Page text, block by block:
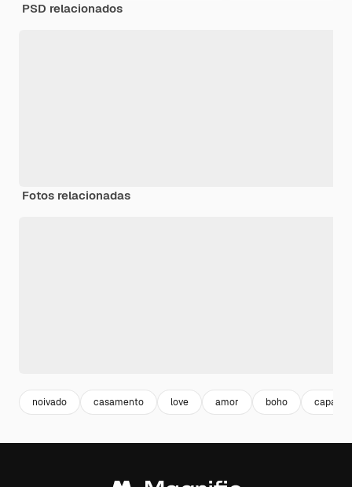
PSD relacionados
Fotos relacionadas
noivado casamento love amor boho capa